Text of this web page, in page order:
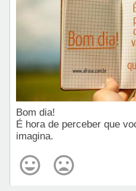
Bom dia!
É hora de perceber que
imagina.